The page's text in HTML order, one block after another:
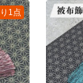
1点